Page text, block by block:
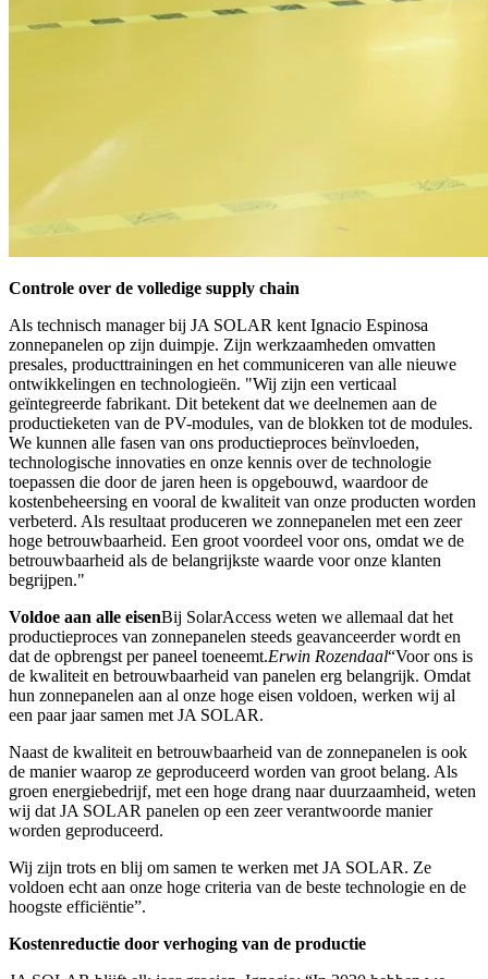
Controle over de volledige supply chain
Als technisch manager bij JA SOLAR kent Ignacio Espinosa
zonnepanelen op zijn duimpje. Zijn werkzaamheden omvatten
presales, producttrainingen en het communiceren van alle nieuwe
ontwikkelingen en technologieën. "Wij zijn een verticaal
geïntegreerde fabrikant. Dit betekent dat we deelnemen aan de
productieketen van de PV-modules, van de blokken tot de modules.
We kunnen alle fasen van ons productieproces beïnvloeden,
technologische innovaties en onze kennis over de technologie
toepassen die door de jaren heen is opgebouwd, waardoor de
kostenbeheersing en vooral de kwaliteit van onze producten worden
verbeterd. Als resultaat produceren we zonnepanelen met een zeer
hoge betrouwbaarheid. Een groot voordeel voor ons, omdat we de
betrouwbaarheid als de belangrijkste waarde voor onze klanten
begrijpen."
Voldoe aan alle eisenBij SolarAccess weten we allemaal dat het
productieproces van zonnepanelen steeds geavanceerder wordt en
dat de opbrengst per paneel toeneemt.Erwin Rozendaal“Voor ons is
de kwaliteit en betrouwbaarheid van panelen erg belangrijk. Omdat
hun zonnepanelen aan al onze hoge eisen voldoen, werken wij al
een paar jaar samen met JA SOLAR.
Naast de kwaliteit en betrouwbaarheid van de zonnepanelen is ook
de manier waarop ze geproduceerd worden van groot belang. Als
groen energiebedrijf, met een hoge drang naar duurzaamheid, weten
wij dat JA SOLAR panelen op een zeer verantwoorde manier
worden geproduceerd.
Wij zijn trots en blij om samen te werken met JA SOLAR. Ze
voldoen echt aan onze hoge criteria van de beste technologie en de
hoogste efficiëntie”.
Kostenreductie door verhoging van de productie